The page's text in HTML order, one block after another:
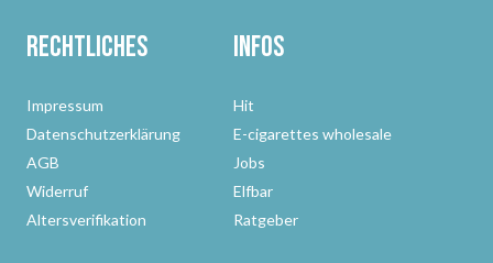
Rechtliches
Impressum
Datenschutzerklärung
AGB
Widerruf
Altersverifikation
Infos
Hit
E-cigarettes wholesale
Jobs
Elfbar
Ratgeber